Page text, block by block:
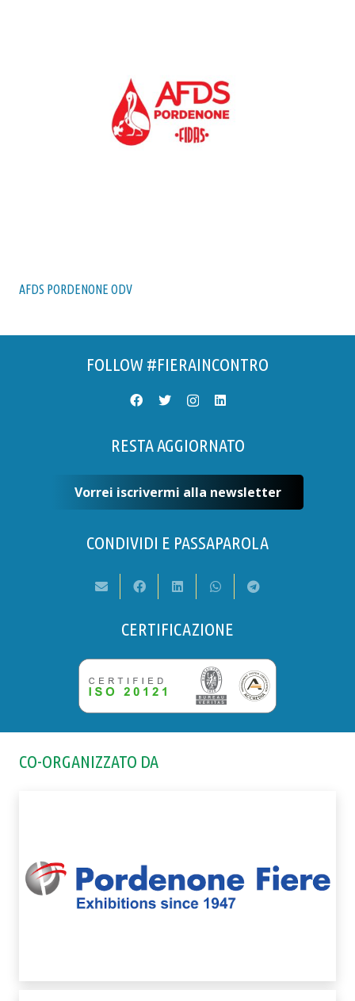
AFDS PORDENONE ODV
FOLLOW #FIERAINCONTRO
RESTA AGGIORNATO
Vorrei iscrivermi alla newsletter
CONDIVIDI E PASSAPAROLA
CERTIFICAZIONE
CO-ORGANIZZATO DA